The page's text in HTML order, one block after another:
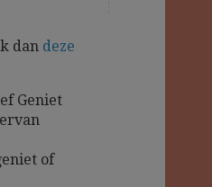
dan deze
Geniet
of